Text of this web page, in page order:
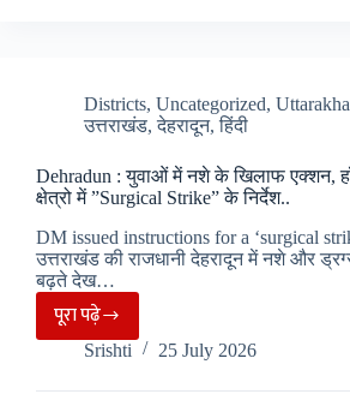
बेटी
की
अपील,
सांसद
सीएम
तक
लगाई
गुहार,
Districts, Uncategorized,
उत्तराखंड,देहरादून,हिंदी
Dehradun : युवाओं में नशे के खिलाफ एक्शन,
क्षेत्रो में ”Surgical Strike” के निर्देश..
DM issued instructions for a ‘surgical
उत्तराखंड की राजधानी देहरादून में नशे और
बढ़ते देख…
पूरा पढ़ेDehradun
:
युवाओं
Srishti 25 July 2026